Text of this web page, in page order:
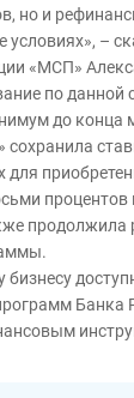
но и
условиях», –
«МСП»
по данной
до конца
процентов
продолжила
бизнесу
Банка